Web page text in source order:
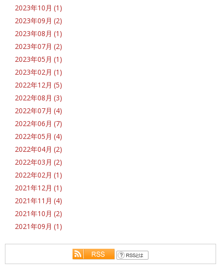
2023年10月 (1)
2023年09月 (2)
2023年08月 (1)
2023年07月 (2)
2023年05月 (1)
2023年02月 (1)
2022年12月 (5)
2022年08月 (3)
2022年07月 (4)
2022年06月 (7)
2022年05月 (4)
2022年04月 (2)
2022年03月 (2)
2022年02月 (1)
2021年12月 (1)
2021年11月 (4)
2021年10月 (2)
2021年09月 (1)